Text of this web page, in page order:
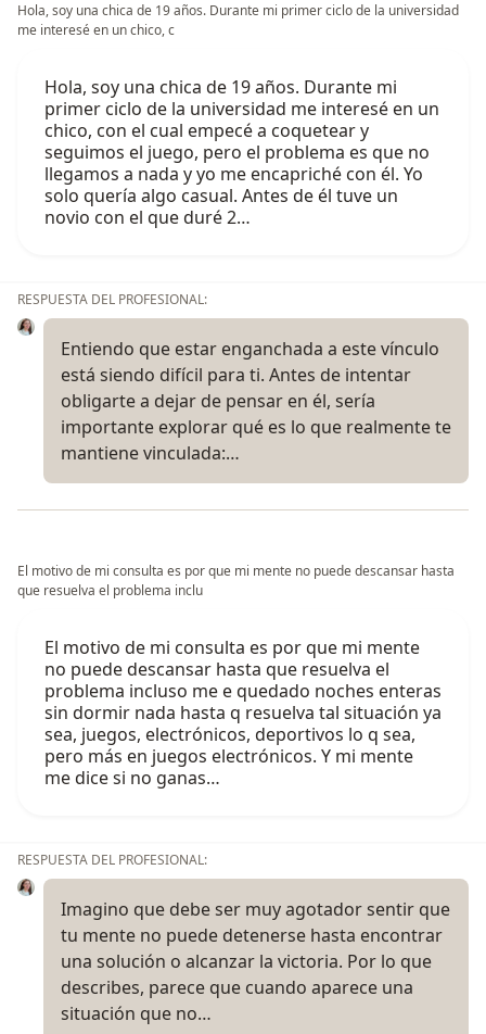
Hola, soy una chica de 19 años. Durante mi primer ciclo de la universidad
me interesé en un chico, c
Hola, soy una chica de 19 años. Durante mi
primer ciclo de la universidad me interesé en un
chico, con el cual empecé a coquetear y
seguimos el juego, pero el problema es que no
llegamos a nada y yo me encapriché con él. Yo
solo quería algo casual. Antes de él tuve un
novio con el que duré 2…
RESPUESTA DEL PROFESIONAL:
Entiendo que estar enganchada a este vínculo
está siendo difícil para ti. Antes de intentar
obligarte a dejar de pensar en él, sería
importante explorar qué es lo que realmente te
mantiene vinculada:…
El motivo de mi consulta es por que mi mente no puede descansar hasta
que resuelva el problema inclu
El motivo de mi consulta es por que mi mente
no puede descansar hasta que resuelva el
problema incluso me e quedado noches enteras
sin dormir nada hasta q resuelva tal situación ya
sea, juegos, electrónicos, deportivos lo q sea,
pero más en juegos electrónicos. Y mi mente
me dice si no ganas…
RESPUESTA DEL PROFESIONAL:
Imagino que debe ser muy agotador sentir que
tu mente no puede detenerse hasta encontrar
una solución o alcanzar la victoria. Por lo que
describes, parece que cuando aparece una
situación que no…